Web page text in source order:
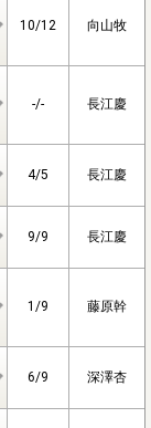
10/12 向山牧
-/- 長江慶
4/5 長江慶
9/9 長江慶
1/9 藤原幹
6/9 深澤杏